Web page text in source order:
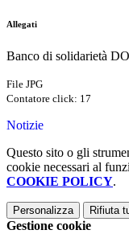
Allegati
Banco di solidarietà
File JPG
Contatore click: 17
Notizie
Questo sito o gli
cookie necessari al
COOKIE POLICY.
Personalizza Rifiuta
Gestione cookie